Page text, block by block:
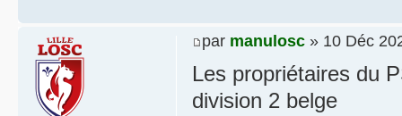
par manulosc » 10 Déc
Les propriétaires du
division 2 belge